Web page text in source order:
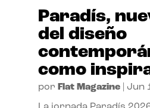
Paradís,
del diseño
como
por Flat Magazine| Jun